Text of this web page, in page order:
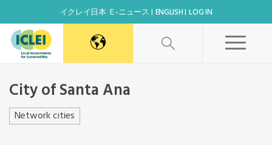
イクレイ日本 Ｅ-ニュース ENGLISH LOG IN
World Secretariat
Africa Secretariat
City of Santa Ana
Network cities